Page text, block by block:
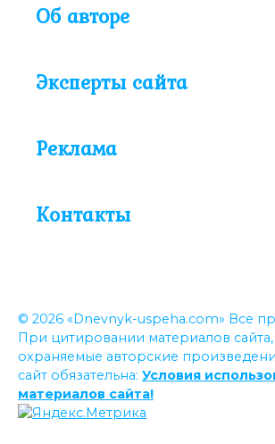
Об авторе
Эксперты сайта
Реклама
Контакты
© 2026 «Dnevnyk-uspeha.com» Все
При цитировании материалов
охраняемые авторские
сайт обязательна: Условия
материалов сайта!